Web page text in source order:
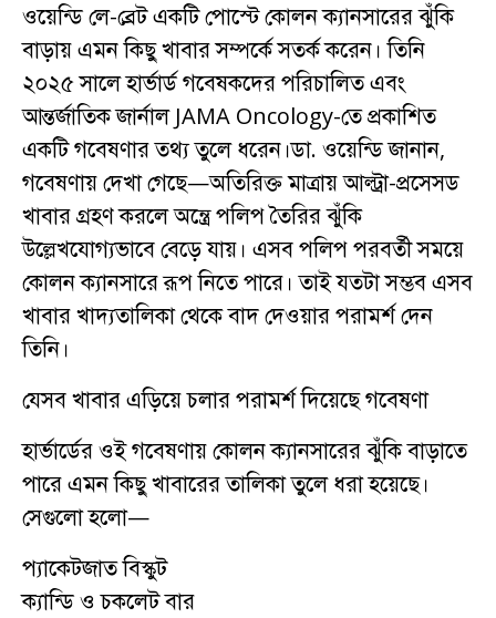
ওয়েন্ডি লে-ব্রেট একটি পোস্টে কোলন ক্যানসারের ঝুঁকি
বাড়ায় এমন কিছু খাবার সম্পর্কে সতর্ক করেন। তিনি
২০২৫ সালে হার্ভার্ড গবেষকদের পরিচালিত এবং
আন্তর্জাতিক জার্নাল JAMA Oncology-তে প্রকাশিত
একটি গবেষণার তথ্য তুলে ধরেন।ডা. ওয়েন্ডি জানান,
গবেষণায় দেখা গেছে—অতিরিক্ত মাত্রায় আল্ট্রা-প্রসেসড
খাবার গ্রহণ করলে অন্ত্রে পলিপ তৈরির ঝুঁকি
উল্লেখযোগ্যভাবে বেড়ে যায়। এসব পলিপ পরবর্তী সময়ে
কোলন ক্যানসারে রূপ নিতে পারে। তাই যতটা সম্ভব এসব
খাবার খাদ্যতালিকা থেকে বাদ দেওয়ার পরামর্শ দেন
তিনি।
যেসব খাবার এড়িয়ে চলার পরামর্শ দিয়েছে গবেষণা
হার্ভার্ডের ওই গবেষণায় কোলন ক্যানসারের ঝুঁকি বাড়াতে
পারে এমন কিছু খাবারের তালিকা তুলে ধরা হয়েছে।
সেগুলো হলো—
প্যাকেটজাত বিস্কুট
ক্যান্ডি ও চকলেট বার